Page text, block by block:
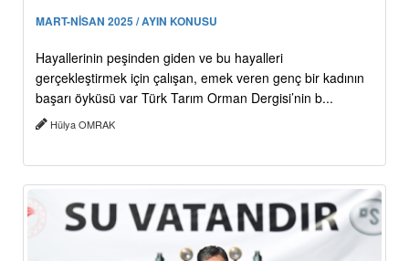
MART-NİSAN 2025 / AYIN KONUSU
Hayallerinin peşinden giden ve bu hayalleri
gerçekleştirmek için çalışan, emek veren genç bir kadının
başarı öyküsü var Türk Tarım Orman Dergisi’nin b...
Hülya OMRAK